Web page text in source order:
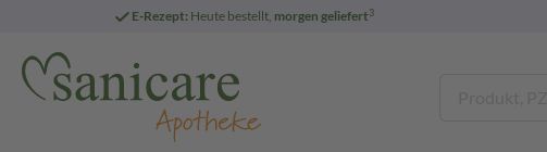
E-Rezept: Heute bestellt, morgen geliefert3